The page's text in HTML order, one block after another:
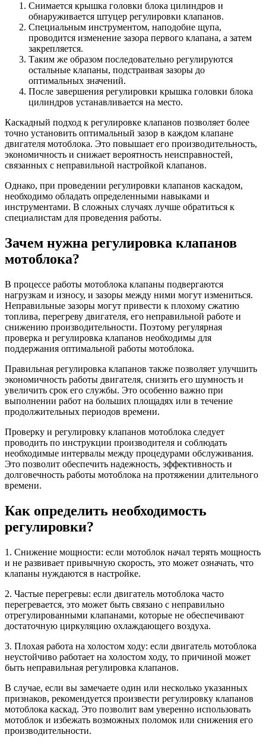
Снимается крышка головки блока цилиндров и
обнаруживается штуцер регулировки клапанов.
Специальным инструментом, наподобие щупа,
проводится изменение зазора первого клапана, а затем
закрепляется.
Таким же образом последовательно регулируются
остальные клапаны, подстраивая зазоры до
оптимальных значений.
После завершения регулировки крышка головки блока
цилиндров устанавливается на место.
Каскадный подход к регулировке клапанов позволяет более
точно установить оптимальный зазор в каждом клапане
двигателя мотоблока. Это повышает его производительность,
экономичность и снижает вероятность неисправностей,
связанных с неправильной настройкой клапанов.
Однако, при проведении регулировки клапанов каскадом,
необходимо обладать определенными навыками и
инструментами. В сложных случаях лучше обратиться к
специалистам для проведения работы.
Зачем нужна регулировка клапанов
мотоблока?
В процессе работы мотоблока клапаны подвергаются
нагрузкам и износу, и зазоры между ними могут измениться.
Неправильные зазоры могут привести к плохому сжатию
топлива, перегреву двигателя, его неправильной работе и
снижению производительности. Поэтому регулярная
проверка и регулировка клапанов необходимы для
поддержания оптимальной работы мотоблока.
Правильная регулировка клапанов также позволяет улучшить
экономичность работы двигателя, снизить его шумность и
увеличить срок его службы. Это особенно важно при
выполнении работ на больших площадях или в течение
продолжительных периодов времени.
Проверку и регулировку клапанов мотоблока следует
проводить по инструкции производителя и соблюдать
необходимые интервалы между процедурами обслуживания.
Это позволит обеспечить надежность, эффективность и
долговечность работы мотоблока на протяжении длительного
времени.
Как определить необходимость
регулировки?
1. Снижение мощности: если мотоблок начал терять мощность
и не развивает привычную скорость, это может означать, что
клапаны нуждаются в настройке.
2. Частые перегревы: если двигатель мотоблока часто
перегревается, это может быть связано с неправильно
отрегулированными клапанами, которые не обеспечивают
достаточную циркуляцию охлаждающего воздуха.
3. Плохая работа на холостом ходу: если двигатель мотоблока
неустойчиво работает на холостом ходу, то причиной может
быть неправильная регулировка клапанов.
В случае, если вы замечаете один или несколько указанных
признаков, рекомендуется произвести регулировку клапанов
мотоблока каскад. Это позволит вам уверенно использовать
мотоблок и избежать возможных поломок или снижения его
производительности.